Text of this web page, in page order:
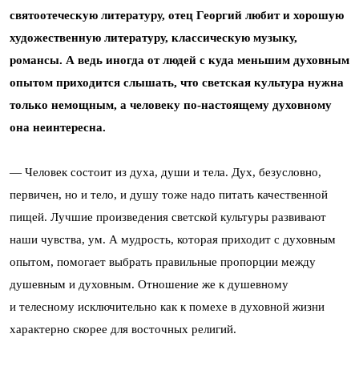
святоотеческую литературу, отец Георгий любит и хорошую
художественную литературу, классическую музыку,
романсы. А ведь иногда от людей с куда меньшим духовным
опытом приходится слышать, что светская культура нужна
только немощным, а человеку по-настоящему духовному
она неинтересна.
— Человек состоит из духа, души и тела. Дух, безусловно,
первичен, но и тело, и душу тоже надо питать качественной
пищей. Лучшие произведения светской культуры развивают
наши чувства, ум. А мудрость, которая приходит с духовным
опытом, помогает выбрать правильные пропорции между
душевным и духовным. Отношение же к душевному
и телесному исключительно как к помехе в духовной жизни
характерно скорее для восточных религий.